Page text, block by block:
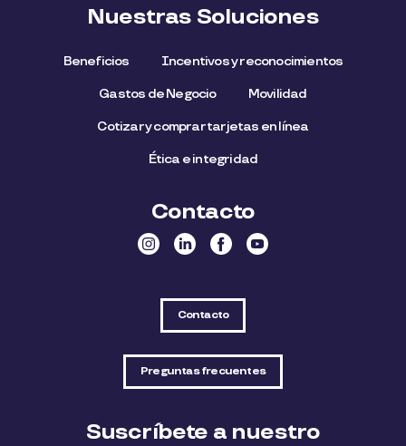
Nuestras Soluciones
Beneficios Incentivos y reconocimientos
Gastos de Negocio Movilidad
Cotizar y comprar tarjetas en línea
Ética e integridad
Contacto
Contacto
Preguntas frecuentes
Suscríbete a nuestro